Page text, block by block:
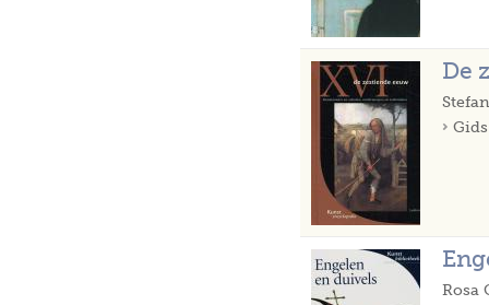
De
Gids
Rosa